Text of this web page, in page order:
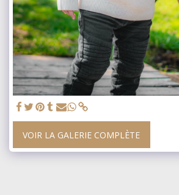
VOIR LA GALERIE COMPLÈTE